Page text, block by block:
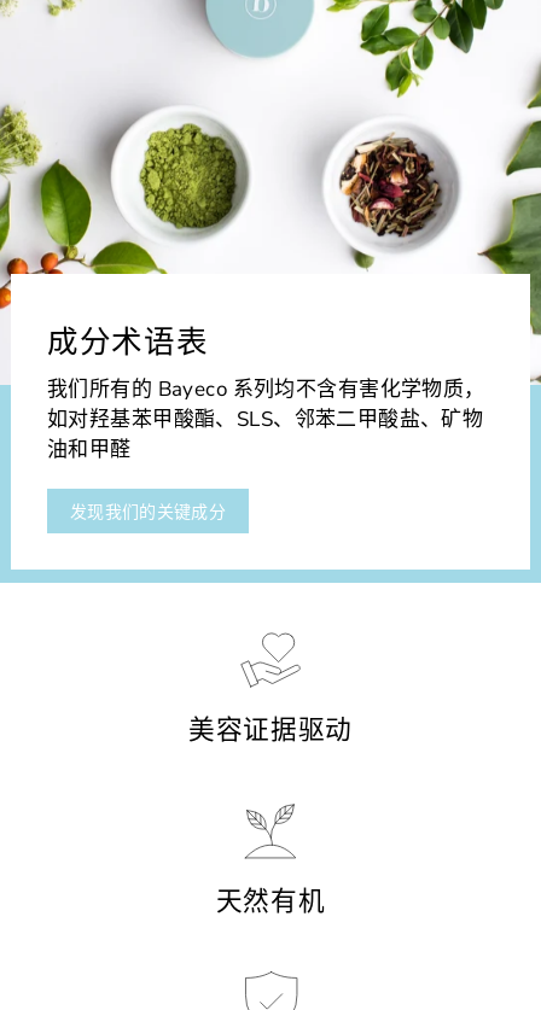
成分术语表
我们所有的 Bayeco 系列均不含有害化学物质，
如对羟基苯甲酸酯、SLS、邻苯二甲酸盐、矿物
油和甲醛
发现我们的关键成分
美容证据驱动
天然有机